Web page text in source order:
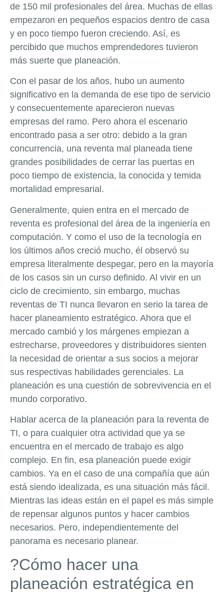
de 150 mil profesionales del área. Muchas de ellas
empezaron en pequeños espacios dentro de casa
y en poco tiempo fueron creciendo. Así, es
percibido que muchos emprendedores tuvieron
más suerte que planeación.
Con el pasar de los años, hubo un aumento
significativo en la demanda de ese tipo de servicio
y consecuentemente aparecieron nuevas
empresas del ramo. Pero ahora el escenario
encontrado pasa a ser otro: debido a la gran
concurrencia, una reventa mal planeada tiene
grandes posibilidades de cerrar las puertas en
poco tiempo de existencia, la conocida y temida
mortalidad empresarial.
Generalmente, quien entra en el mercado de
reventa es profesional del área de la ingeniería en
computación. Y como el uso de la tecnología en
los últimos años creció mucho, él observó su
empresa literalmente despegar, pero en la mayoría
de los casos sin un curso definido. Al vivir en un
ciclo de crecimiento, sin embargo, muchas
reventas de TI nunca llevaron en serio la tarea de
hacer planeamiento estratégico. Ahora que el
mercado cambió y los márgenes empiezan a
estrecharse, proveedores y distribuidores sienten
la necesidad de orientar a sus socios a mejorar
sus respectivas habilidades gerenciales. La
planeación es una cuestión de sobrevivencia en el
mundo corporativo.
Hablar acerca de la planeación para la reventa de
TI, o para cualquier otra actividad que ya se
encuentra en el mercado de trabajo es algo
complejo. En fin, esa planeación puede exigir
cambios. Ya en el caso de una compañía que aún
está siendo idealizada, es una situación más fácil.
Mientras las ideas están en el papel es más simple
de repensar algunos puntos y hacer cambios
necesarios. Pero, independientemente del
panorama es necesario planear.
?Cómo hacer una
planeación estratégica en